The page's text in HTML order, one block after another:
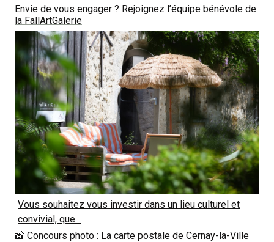
Envie de vous engager ? Rejoignez l’équipe bénévole de
la FallArtGalerie
Vous souhaitez vous investir dans un lieu culturel et
convivial, que...
📸 Concours photo : La carte postale de Cernay-la-Ville